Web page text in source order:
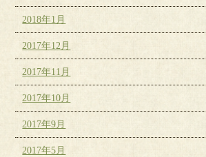
2018年1月
2017年12月
2017年11月
2017年10月
2017年9月
2017年5月